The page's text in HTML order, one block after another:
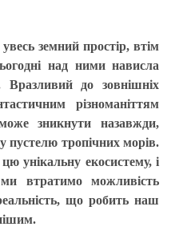
земний простір, втім
над ними нависла
Вразливий до зовнішніх
різноманіттям
зникнути назавжди,
пустелю тропічних морів.
унікальну екосистему, і
втратимо можливість
що робить наш